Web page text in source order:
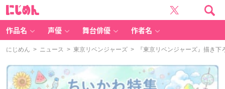
作品名 声優 舞台俳優 作者名
にじめん > ニュース > 東京リベンジャーズ > 『東京リベンジャーズ』描き下